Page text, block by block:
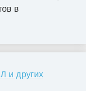
в
и других